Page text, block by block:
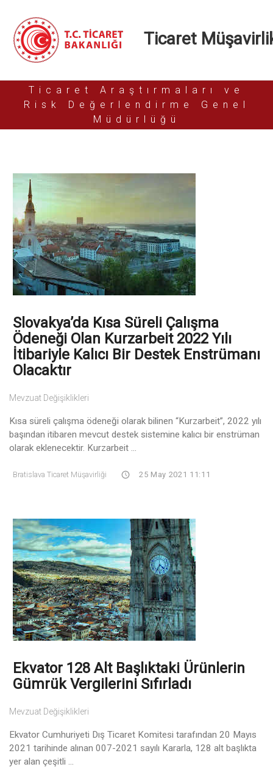
Ticaret
Ticaret Araştırmaları ve
Risk Değerlendirme Genel
Müdürlüğü
Slovakya’da Kısa Süreli Çalışma
Ödeneği Olan Kurzarbeit 2022 Yılı
İtibariyle Kalıcı Bir Destek Enstrümanı
Olacaktır
Mevzuat Değişiklikleri
Kısa süreli çalışma ödeneği olarak bilinen “Kurzarbeit”, 2022 yılı
başından itibaren mevcut destek sistemine kalıcı bir enstrüman
olarak eklenecektir. Kurzarbeit ...
Bratislava Ticaret Müşavirliği 25 May 2021 11:11
Ekvator 128 Alt Başlıktaki Ürünlerin
Gümrük Vergilerini Sıfırladı
Mevzuat Değişiklikleri
Ekvator Cumhuriyeti Dış Ticaret Komitesi tarafından 20 Mayıs
2021 tarihinde alınan 007-2021 sayılı Kararla, 128 alt başlıkta
yer alan çeşitli ...